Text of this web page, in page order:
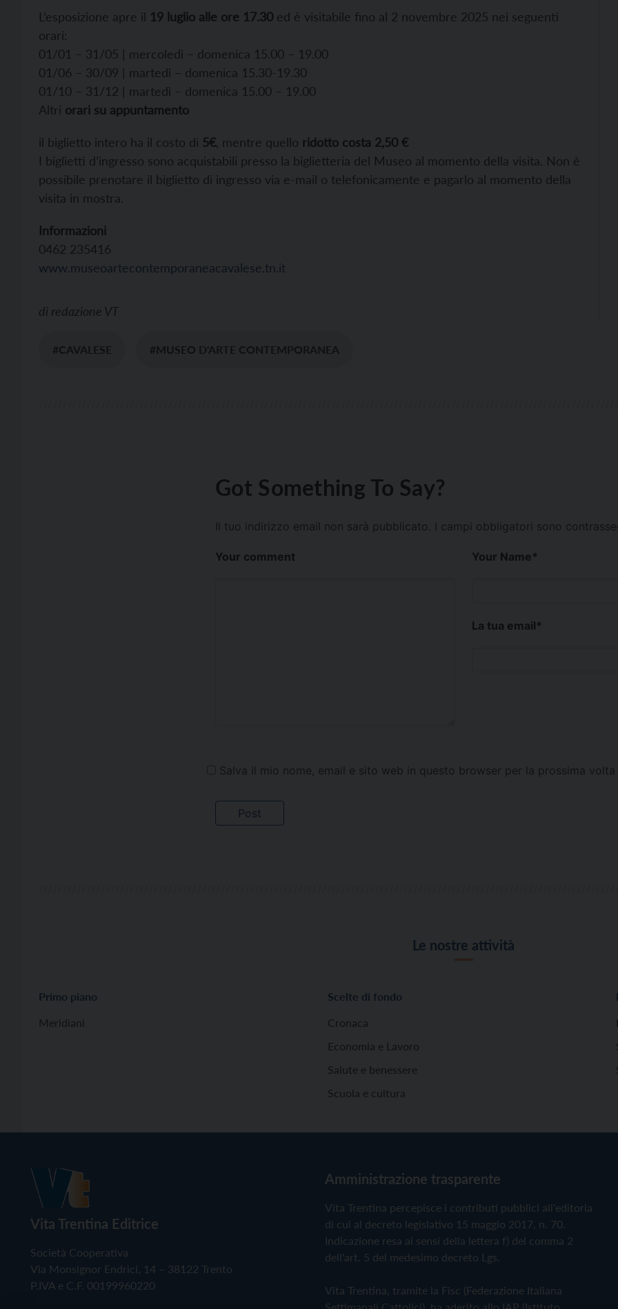
L’esposizione apre il 19 luglio alle ore 17.30 ed è visitabile fino al 2 novembre 2025 nei seguenti
orari:
01/01 – 31/05 | mercoledì – domenica 15.00 – 19.00
01/06 – 30/09 | martedì – domenica 15.30-19.30
01/10 – 31/12 | martedì – domenica 15.00 – 19.00
Altri orari su appuntamento
il biglietto intero ha il costo di 5€, mentre quello ridotto costa 2,50 €
I biglietti d’ingresso sono acquistabili presso la biglietteria del Museo al momento della visita. Non è
possibile prenotare il biglietto di ingresso via e-mail o telefonicamente e pagarlo al momento della
visita in mostra.
Informazioni
0462 235416
www.museoartecontemporaneacavalese.tn.it
di redazione VT
#CAVALESE #MUSEO D'ARTE CONTEMPORANEA
Got Something To Say?
Il tuo indirizzo email non sarà pubblicato. I campi obbligatori sono
Your comment Your Name*
La tua email*
Salva il mio nome, email e sito web in questo browser per la prossima
Le nostre attività
Primo piano
Meridiani
Scelte di fondo
Cronaca
Economia e Lavoro
Salute e benessere
Scuola e cultura
Vita Trentina Editrice
Società Cooperativa
Via Monsignor Endrici, 14 – 38122 Trento
P.IVA e C.F. 00199960220
Amministrazione trasparente
Vita Trentina percepisce i contributi pubblici all'editoria
di cui al decreto legislativo 15 maggio 2017, n. 70.
Indicazione resa ai sensi della lettera f) del comma 2
dell'art. 5 del medesimo decreto Lgs.
Vita Trentina, tramite la Fisc (Federazione Italiana